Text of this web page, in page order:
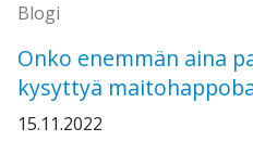
Blogi
Onko enemmän aina
kysyttyä
15.11.2022